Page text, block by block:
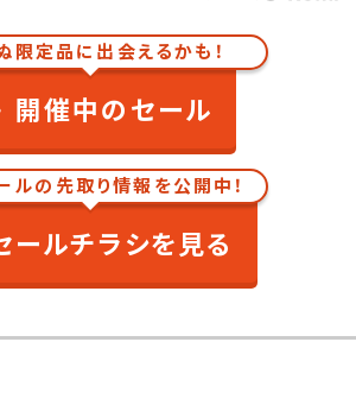
限定品に出会えるかも！
開催中のセール
ルの先取り情報を公開中！
ールチラシを見る